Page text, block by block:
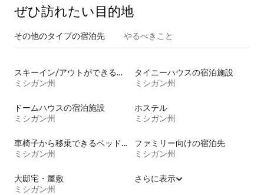
ぜひ訪⁠れ⁠た⁠い目⁠的⁠地
その他のタ⁠イ⁠プ⁠の宿⁠泊⁠先 やるべきこと
スキーイン/アウトができる宿泊先
ミシガン州
タイニーハウスの宿泊施設
ミシガン州
ドームハウスの宿泊施設
ミシガン州
ホステル
ミシガン州
車椅子から移乗できるベッドがある宿泊施設
ミシガン州
ファミリー向けの宿泊先
ミシガン州
大邸宅・屋敷
ミシガン州
さらに表示